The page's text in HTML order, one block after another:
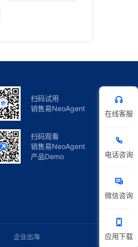
扫码试用
销售易NeoAgent
扫码观看
销售易NeoAgent
产品Demo
企业出海
在线客服
电话咨询
微信咨询
应用下载